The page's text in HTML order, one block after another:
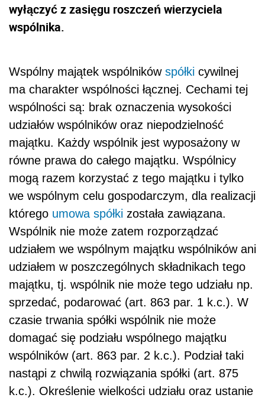
wyłączyć z zasięgu roszczeń wierzyciela
wspólnika.
Wspólny majątek wspólników spółki cywilnej
ma charakter wspólności łącznej. Cechami tej
wspólności są: brak oznaczenia wysokości
udziałów wspólników oraz niepodzielność
majątku. Każdy wspólnik jest wyposażony w
równe prawa do całego majątku. Wspólnicy
mogą razem korzystać z tego majątku i tylko
we wspólnym celu gospodarczym, dla realizacji
którego umowa spółki została zawiązana.
Wspólnik nie może zatem rozporządzać
udziałem we wspólnym majątku wspólników ani
udziałem w poszczególnych składnikach tego
majątku, tj. wspólnik nie może tego udziału np.
sprzedać, podarować (art. 863 par. 1 k.c.). W
czasie trwania spółki wspólnik nie może
domagać się podziału wspólnego majątku
wspólników (art. 863 par. 2 k.c.). Podział taki
nastąpi z chwilą rozwiązania spółki (art. 875
k.c.). Określenie wielkości udziału oraz ustanie